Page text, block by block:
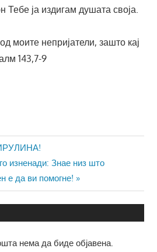
Тебе ја издигам душата своја.
моите непријатели, зашто кај
143,7-9
изненади: Знае низ што
е да ви помогне!
нема да биде објавена.